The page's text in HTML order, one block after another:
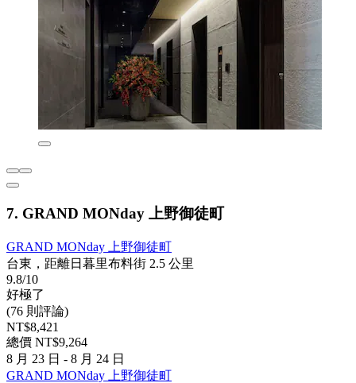
7. GRAND MONday 上野御徒町
GRAND MONday 上野御徒町
台東，距離日暮里布料街 2.5 公里
9.8/10
好極了
(76 則評論)
NT$8,421
總價 NT$9,264
8 月 23 日 - 8 月 24 日
GRAND MONday 上野御徒町